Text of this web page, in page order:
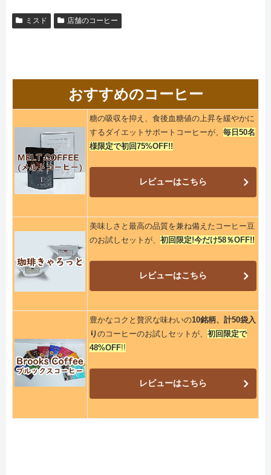
ミスド 店舗のコーヒー
おすすめのコーヒー
糖の吸収を抑え、食後血糖値の上昇を緩やかに
するダイエットサポートコーヒーが、 毎日50名
様限定で初回75%OFF!!
レビューはこちら
美味しさと最高の品質を兼ね備えたコーヒー豆
のお試しセットが、 初回限定!今だけ58％OFF!!
レビューはこちら
豊かなコクと贅沢な味わいの10銘柄、計50袋入
りのコーヒーのお試しセットが、 初回限定で
48%OFF!!
レビューはこちら